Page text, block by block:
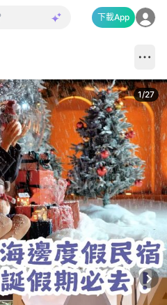
下載App
1/27